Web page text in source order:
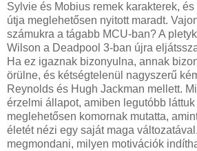
Sylvie és Mobius remek karakterek,
útja meglehetősen nyitott maradt.
számukra a tágabb MCU-ban? A
Wilson a Deadpool 3-ban újra
Ha ez igaznak bizonyulna, annak
örülne, és kétségtelenül nagyszerű
Reynolds és Hugh Jackman mellett.
érzelmi állapot, amiben legutóbb láttuk
meglehetősen komornak mutatta,
életét nézi egy saját maga
megmondani, milyen motivációk